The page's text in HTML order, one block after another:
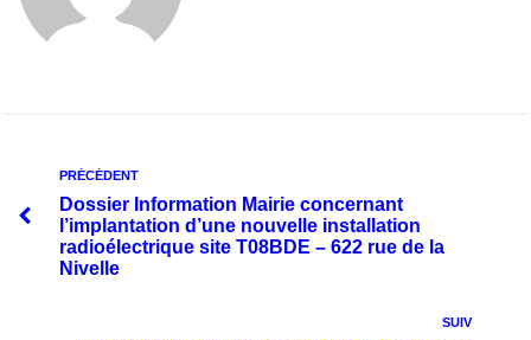
PRÉCÉDENT
Dossier Information Mairie concernant
l’implantation d’une nouvelle installation
radioélectrique site T08BDE – 622 rue de la
Nivelle
SUIV